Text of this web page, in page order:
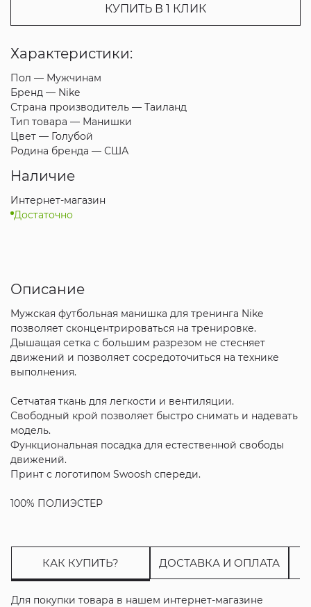
КУПИТЬ В 1 КЛИК
Характеристики:
Пол — Мужчинам
Бренд — Nike
Страна производитель — Таиланд
Тип товара — Манишки
Цвет — Голубой
Родина бренда — США
Наличие
Интернет-магазин
Достаточно
Описание
Мужская футбольная манишка для тренинга Nike
позволяет сконцентрироваться на тренировке.
Дышащая сетка с большим разрезом не стесняет
движений и позволяет сосредоточиться на технике
выполнения.
Сетчатая ткань для легкости и вентиляции.
Свободный крой позволяет быстро снимать и надевать
модель.
Функциональная посадка для естественной свободы
движений.
Принт с логотипом Swoosh спереди.
100% ПОЛИЭСТЕР
КАК КУПИТЬ? ДОСТАВКА И ОПЛАТА
Для покупки товара в нашем интернет-магазине